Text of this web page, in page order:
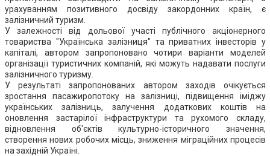
урахуванням позитивного досвіду закордонних країн, є
залізничний туризм.
У залежності від дольової участі публічного акціонерного
товариства "Українська залізниця" та приватних інвесторів у
капіталі, автором запропоновано чотири варіанти моделей
організації туристичних компаній, які можуть надавати послуги
залізничного туризму.
У результаті запропонованих автором заходів очікується
зростання пасажиропотоку на залізниці, підвищення іміджу
українських залізниць, залучення додаткових коштів на
оновлення застарілої інфраструктури та рухомого складу,
відновлення об'єктів культурно-історичного значення,
створення нових робочих місць, зниження міграційних процесів
на західній Україні.